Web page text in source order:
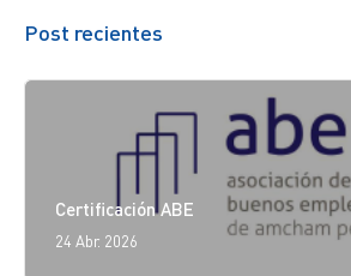
Post recientes
Certificación ABE
24 Abr. 2026